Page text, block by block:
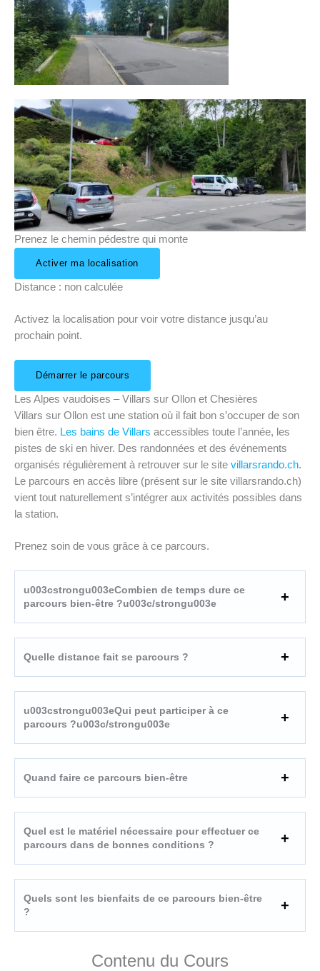
Prenez le chemin pédestre qui monte
Activer ma localisation
Distance : non calculée
Activez la localisation pour voir votre distance jusqu’au
prochain point.
Démarrer le parcours
Les Alpes vaudoises – Villars sur Ollon et Chesières
Villars sur Ollon est une station où il fait bon s’occuper de son
bien être. Les bains de Villars accessibles toute l’année, les
pistes de ski en hiver. Des randonnées et des événements
organisés régulièrement à retrouver sur le site villarsrando.ch.
Le parcours en accès libre (présent sur le site villarsrando.ch)
vient tout naturellement s’intégrer aux activités possibles dans
la station.
Prenez soin de vous grâce à ce parcours.
u003cstrongu003eCombien de temps dure ce
parcours bien-être ?u003c/strongu003e
Quelle distance fait se parcours ?
u003cstrongu003eQui peut participer à ce
parcours ?u003c/strongu003e
Quand faire ce parcours bien-être
Quel est le matériel nécessaire pour effectuer ce
parcours dans de bonnes conditions ?
Quels sont les bienfaits de ce parcours bien-être
?
Contenu du Cours